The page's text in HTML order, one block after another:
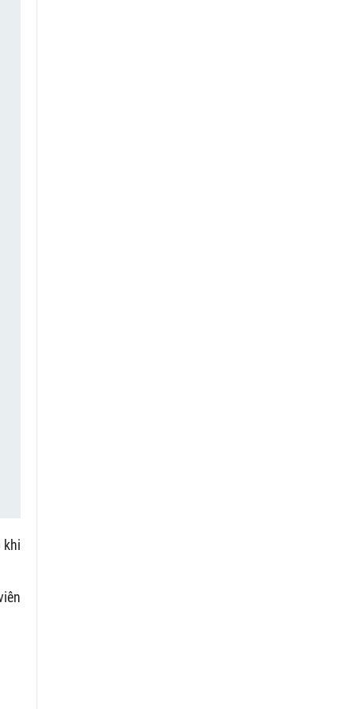
khi